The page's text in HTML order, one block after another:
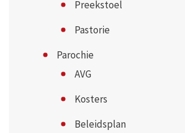
Preekstoel
Pastorie
Parochie
AVG
Kosters
Beleidsplan